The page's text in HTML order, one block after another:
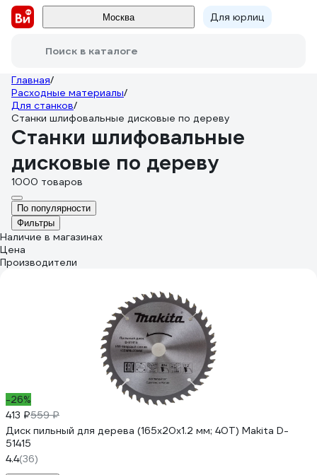
Москва Для юрлиц
Поиск в каталоге
Главная/
Расходные материалы/
Для станков/
Станки шлифовальные дисковые по дереву
Станки шлифовальные
дисковые по дереву
1000 товаров
По популярности
Фильтры
Наличие в магазинах
Цена
Производители
-26%
413 ₽559 ₽
Диск пильный для дерева (165x20x1.2 мм; 40T) Makita D-
51415
4.4(36)